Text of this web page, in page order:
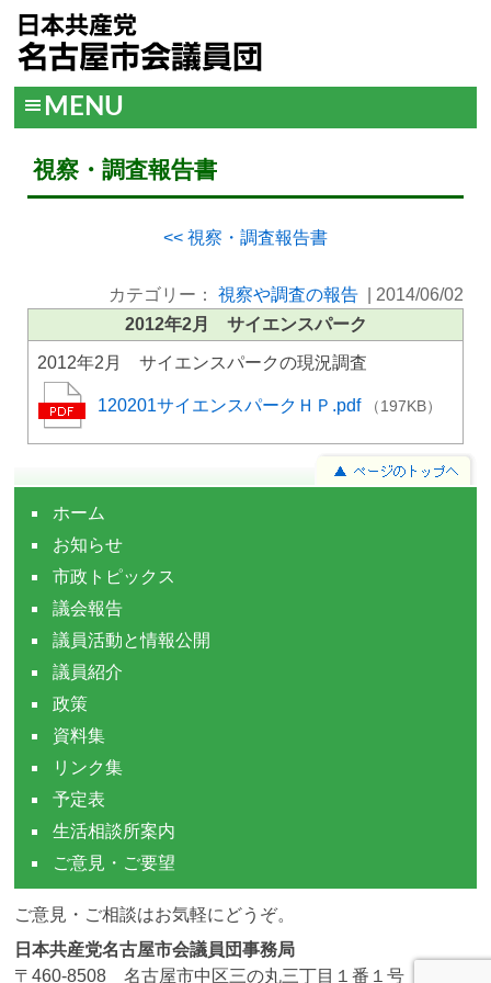
MENU
視察・調査報告書
<< 視察・調査報告書
カテゴリー： 視察や調査の報告
2014/06/02
2012年2月 サイエンスパーク
2012年2月 サイエンスパークの現況調査
120201サイエンスパークＨＰ.pdf （197KB）
ホーム
お知らせ
市政トピックス
議会報告
議員活動と情報公開
議員紹介
政策
資料集
リンク集
予定表
生活相談所案内
ご意見・ご要望
ご意見・ご相談はお気軽にどうぞ。
日本共産党名古屋市会議員団事務局
〒460-8508 名古屋市中区三の丸三丁目１番１号 市役所